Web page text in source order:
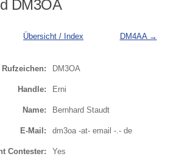
DM3OA
Übersicht / Index DM4AA →
Rufzeichen: DM3OA
Handle: Erni
Name: Bernhard Staudt
E-Mail: dm3oa -at- email -.- de
Contester: Yes